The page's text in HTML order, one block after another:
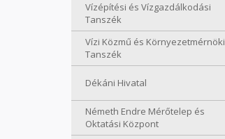
Vízépítési és Vízgazdálkodási
Tanszék
Vízi Közmű és Környezetmérnöki
Tanszék
Dékáni Hivatal
Németh Endre Mérőtelep és
Oktatási Központ